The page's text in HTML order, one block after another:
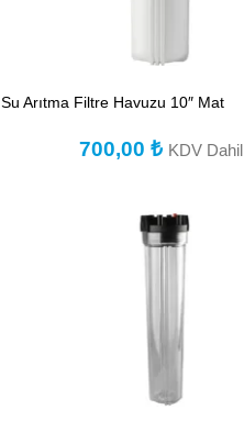
Su Arıtma Filtre Havuzu 10″ Mat
700,00 ₺ KDV Dahil